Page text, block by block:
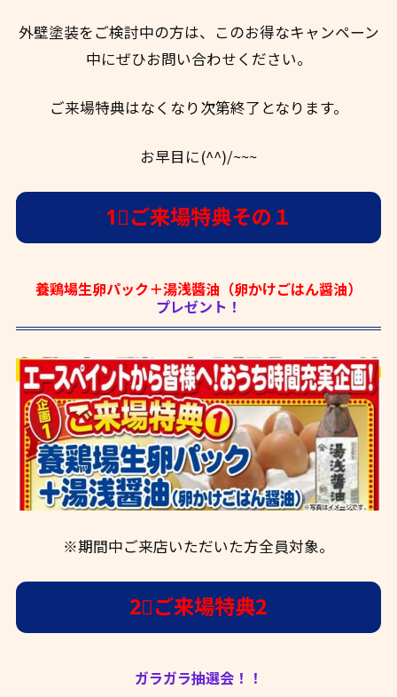
外壁塗装をご検討中の方は、このお得なキャンペーン
中にぜひお問い合わせください。
ご来場特典はなくなり次第終了となります。
お早目に(^^)/~~~
1⃣ご来場特典その１
養鶏場生卵パック＋湯浅醬油（卵かけごはん醤油）
プレゼント！
※期間中ご来店いただいた方全員対象。
2⃣ご来場特典2
ガラガラ抽選会！！